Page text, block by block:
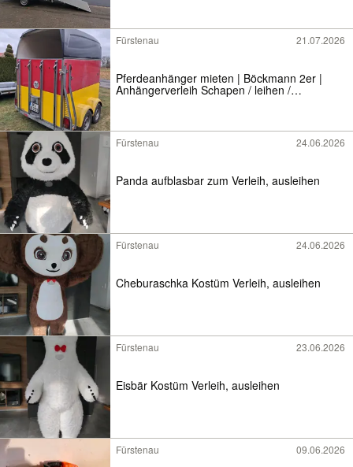
Fürstenau 21.07.2026
Pferdeanhänger mieten | Böckmann 2er |
Anhängerverleih Schapen / leihen /
Vermietung / Verleih
Fürstenau 24.06.2026
Panda aufblasbar zum Verleih, ausleihen
Fürstenau 24.06.2026
Cheburaschka Kostüm Verleih, ausleihen
Fürstenau 23.06.2026
Eisbär Kostüm Verleih, ausleihen
Fürstenau 09.06.2026